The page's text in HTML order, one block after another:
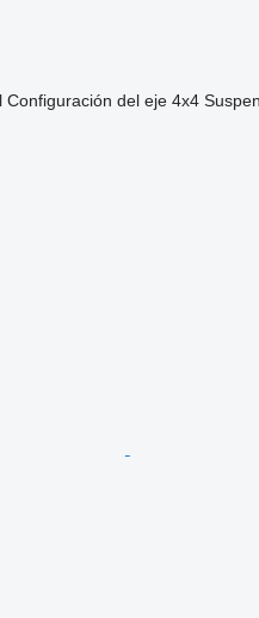
Configuración del eje 4x4